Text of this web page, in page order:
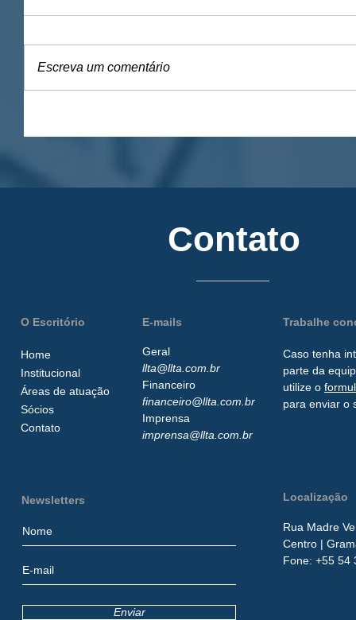
Escreva um comentário
Contato
O Escritório
Home
Institucional
Áreas de atuação
Sócios
Contato
E-mails
Geral
llta@llta.com.br
Financeiro
financeiro@llta.com.br
Imprensa
imprensa@llta.com.br
Trabalhe
Caso tenha
parte da
utilize o
para enviar o
Enviar
Newsletters Localização
Rua Madre
Centro |
​Fone: +55 54